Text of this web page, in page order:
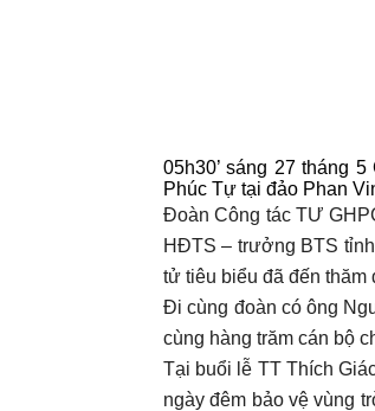
05h30’ sáng 27 tháng
Phúc Tự tại đảo Phan
Đoàn Công tác TƯ
HĐTS – trưởng BTS
tử tiêu biểu đã đến
Đi cùng đoàn có ông
cùng hàng trăm cán bộ
Tại buổi lễ TT Thích
ngày đêm bảo vệ vùng